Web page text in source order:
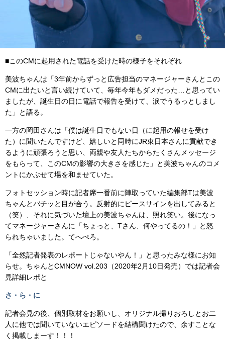
■このCMに起用された電話を受けた時の様子をそれぞれ
美波ちゃんは「3年前からずっと広告担当のマネージャーさんとこの
CMに出たいと言い続けていて、毎年今年もダメだった…と思ってい
ましたが、誕生日の日に電話で報告を受けて、涙でうるっとしまし
た」と語る。
一方の岡田さんは「僕は誕生日でもない日（に起用の報せを受け
た）に聞いたんですけど、嬉しいと同時にJR東日本さんに貢献でき
るように頑張ろうと思い、両親や友人たちからたくさんメッセージ
をもらって、このCMの影響の大きさを感じた」と美波ちゃんのコメ
ントにかぶせて場を和ませていた。
フォトセッション時に記者席一番前に陣取っていた編集部Tは美波
ちゃんとバチッと目が合う。反射的にピースサインを出してみると
（笑）、それに気づいた壇上の美波ちゃんは、照れ笑い。後になっ
てマネージャーさんに「ちょっと、Tさん、何やってるの！」と怒
られちゃいました。てへぺろ。
「全然記者発表のレポートじゃないやん！」と思ったみな様にお知
らせ。ちゃんとCMNOW vol.203（2020年2月10日発売）では記者会
見詳細レポと
さ・ら・に
記者会見の後、個別取材をお願いし、オリジナル撮りおろしとお二
人に他では聞いていないエピソードを結構聞けたので、余すことな
く掲載しまーす！！！